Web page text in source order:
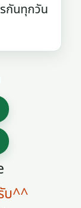
กันทุกวัน
บ^^